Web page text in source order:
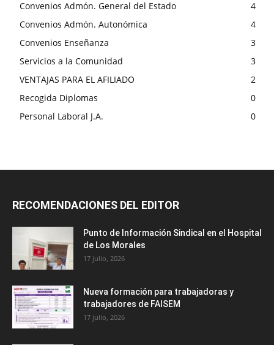
Convenios Admón. General del Estado
4
Convenios Admón. Autonómica
4
Convenios Enseñanza
3
Servicios a la Comunidad
3
VENTAJAS PARA EL AFILIADO
2
Recogida Diplomas
0
Personal Laboral J.A.
0
RECOMENDACIONES DEL EDITOR
Punto de Información Sindical en el Hospital
de Los Morales
17 julio, 2026
Nueva formación para trabajadoras y
trabajadores de FAISEM
17 julio, 2026